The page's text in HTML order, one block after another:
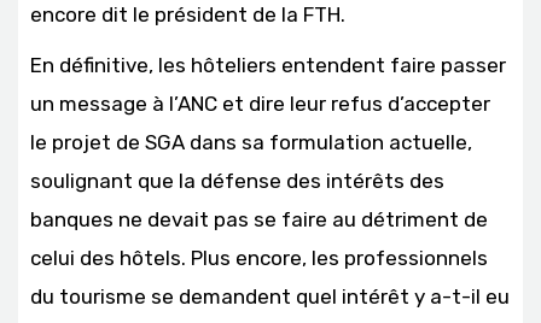
encore dit le président de la FTH.
En définitive, les hôteliers entendent faire passer
un message à l’ANC et dire leur refus d’accepter
le projet de SGA dans sa formulation actuelle,
soulignant que la défense des intérêts des
banques ne devait pas se faire au détriment de
celui des hôtels. Plus encore, les professionnels
du tourisme se demandent quel intérêt y a-t-il eu